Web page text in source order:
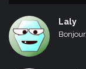
Laly